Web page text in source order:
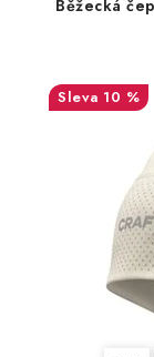
Běžecká
10 %